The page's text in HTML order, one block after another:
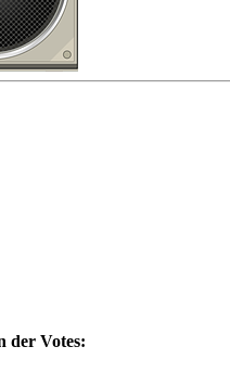
der Votes: